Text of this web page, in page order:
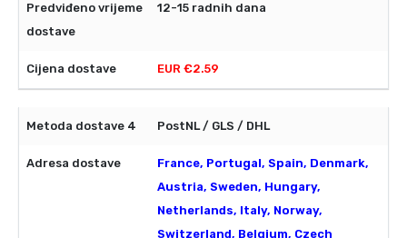
12-15 radnih dana
EUR €2.59
PostNL / GLS / DHL
France, Portugal, Spain, Denmark,
Austria, Sweden, Hungary,
Netherlands, Italy, Norway,
Switzerland, Belgium, Czech